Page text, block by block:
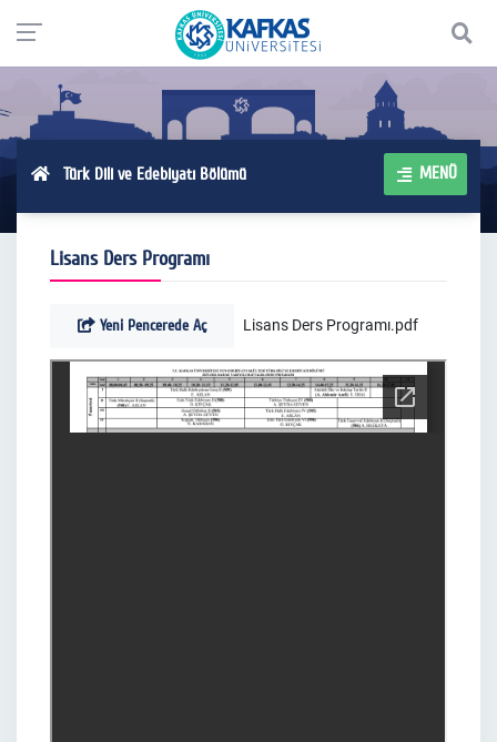
Türk Dili ve Edebiyatı Bölümü MENÜ
Lisans Ders Programı
Yeni Pencerede Aç Lisans Ders Programı.pdf